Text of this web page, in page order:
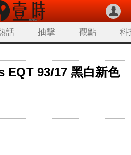
話 抽擊 觀點 科
93/17 黑白新色